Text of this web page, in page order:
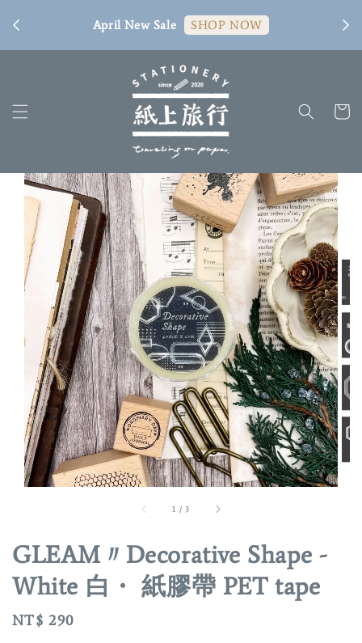
April New Sale SHOP NOW
1 /3
GLEAM〃Decorative Shape -
White 白・ 紙膠帶 PET tape
Regular
NT$ 290